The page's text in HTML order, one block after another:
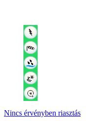
Nincs érvényben riasztás